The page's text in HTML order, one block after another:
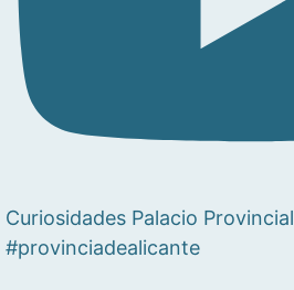
Curiosidades Palacio Provincial
#provinciadealicante